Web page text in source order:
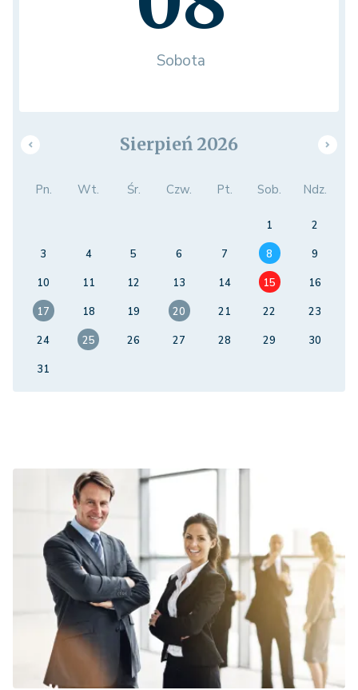
Sobota
Sierpień 2026
Pn. Wt. Śr. Czw. Pt. Sob. Ndz.
1
2
3
4 5 6 7 8
9
10
11 12 13 14 15
16
17
18 19 20 21 22
23
24
25 26 27 28 29
30
31